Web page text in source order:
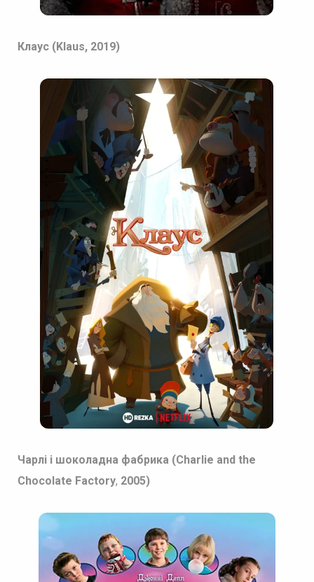
Клаус (Klaus, 2019)
Чарлі і шоколадна фабрика (Charlie and the
Chocolate Factory, 2005)